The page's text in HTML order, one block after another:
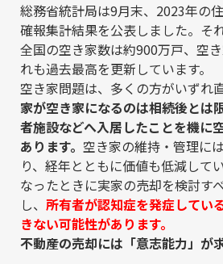
総務省統計局は9月末、2023年の
確報集計結果を公表しました。そ
全国の空き家数は約900万戸、空
れも過去最高を更新しています。
空き家問題は、多くの方がいずれ
家が空き家になるのは相続後とは
者施設などへ入居したことを機に
あります。 空き家の維持・管理に
り、経年とともに価値も低減して
なったときに実家の売却を検討す
し、 所有者が認知症を発症してい
きない可能性があります。
不動産の売却には「意志能力」が